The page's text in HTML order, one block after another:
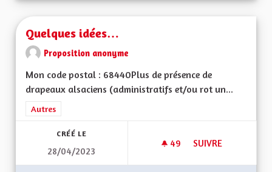
Quelques idées…
Proposition anonyme
Mon code postal : 68440Plus de présence de
drapeaux alsaciens (administratifs et/ou rot un...
Filtrer les résultats de la catégorie : Autres
Autres
CRÉÉ LE
28/04/2023
49 49 ABONNÉS
SUIVRE